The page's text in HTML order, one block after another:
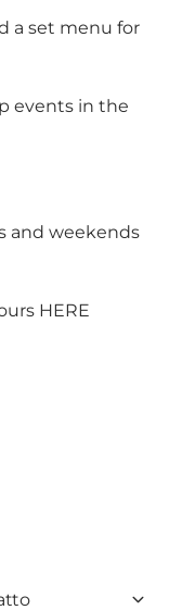
a set menu for
events in the
and weekends
HERE